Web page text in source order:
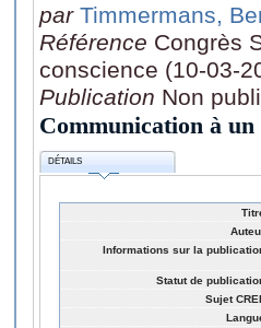
par Timmermans,
Référence Congrès
conscience (10-03-
Publication Non
Communication à un
DÉTAILS
Informations sur la
Statut de
Sujet